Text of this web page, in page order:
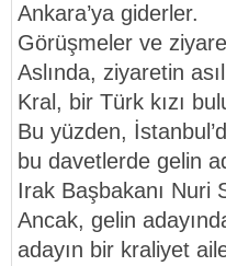
Ankara’ya giderler.
Görüşmeler ve
Aslında, ziyaretin
Kral, bir Türk kızı
Bu yüzden,
bu davetlerde gelin
Irak Başbakanı Nuri
Ancak, gelin
adayın bir kraliyet